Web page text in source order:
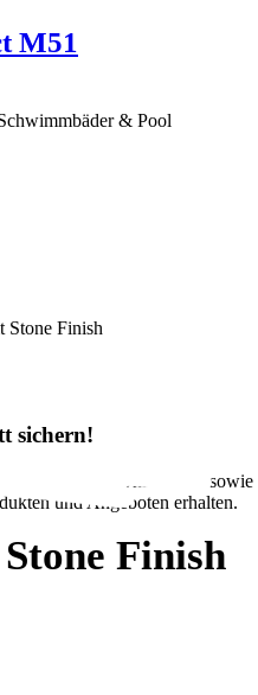
M51
& Pool
sichern!
Rabatt im Onlineshop sowie
und Angeboten erhalten.
Finish